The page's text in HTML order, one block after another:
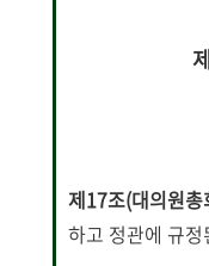
제17조(대의원총
하고 정관에 규